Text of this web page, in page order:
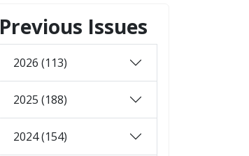
Previous Issues
2026 (113)
2025 (188)
2024 (154)